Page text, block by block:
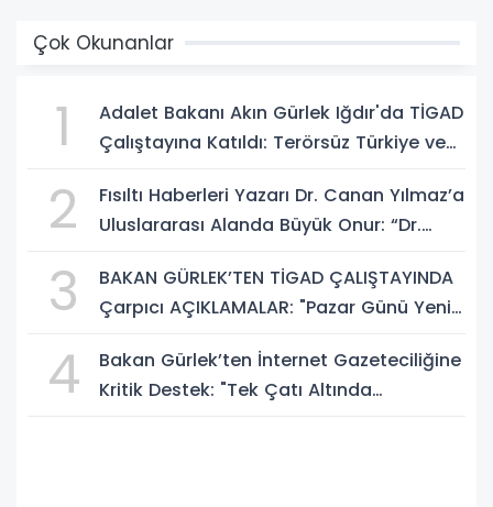
Çok Okunanlar
1
Adalet Bakanı Akın Gürlek Iğdır'da TİGAD
Çalıştayına Katıldı: Terörsüz Türkiye ve
2
Fısıltı Haberleri Yazarı Dr. Canan Yılmaz’a
Uluslararası Alanda Büyük Onur: “Dr.
3
BAKAN GÜRLEK’TEN TİGAD ÇALIŞTAYINDA
Çarpıcı AÇIKLAMALAR: "Pazar Günü Yeni
4
Bakan Gürlek’ten İnternet Gazeteciliğine
Kritik Destek: "Tek Çatı Altında